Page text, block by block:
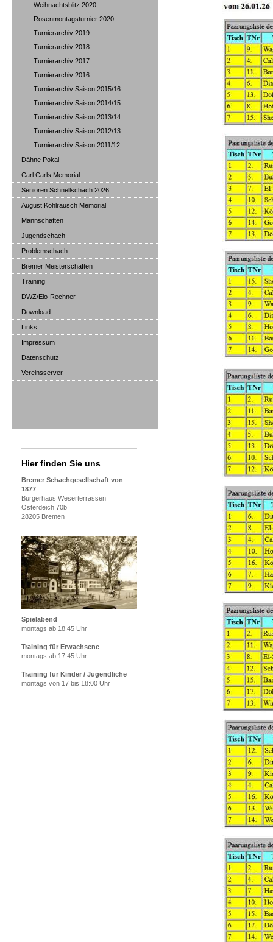
Weihnachtsblitz 2020
Rosenmontagsturnier 2020
Turnierarchiv 2019
Turnierarchiv 2018
Turnierarchiv 2017
Turnierarchiv 2016
Turnierarchiv Saison 2015/16
Turnierarchiv Saison 2014/15
Turnierarchiv Saison 2013/14
Turnierarchiv Saison 2012/13
Turnierarchiv Saison 2011/12
Dähne Pokal
Carl Carls Memorial
Senioren Schnellschach 2026
August Kohlrausch Memorial
Mannschaften
Jugendschach
Problemschach
Bremer Meisterschaften
Training
DWZ/Elo-Rechner
Download
Links
Impressum
Datenschutz
Vereinsserver
Hier finden Sie uns
Bremer Schachgesellschaft von
1877
Bürgerhaus Weserterrassen
Osterdeich 70b
28205 Bremen
Spielabend
montags ab 18.45 Uhr
Training für Erwachsene
montags ab 17.45 Uhr
Training für Kinder / Jugendliche
montags von 17 bis 18:00 Uhr